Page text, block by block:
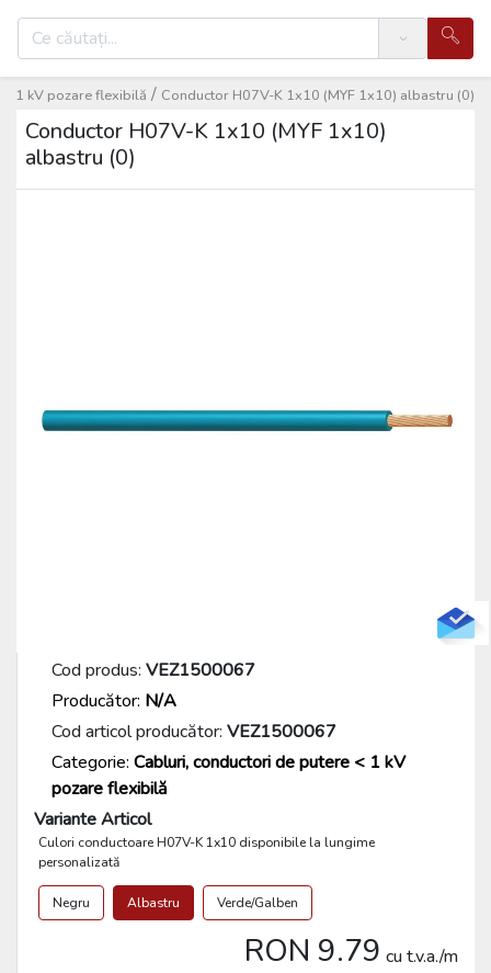
Search
Conductor H07V-K 1x10 (MYF 1x10) albastru (0)
/
1 kV pozare flexibilă
Conductor H07V-K 1x10 (MYF 1x10)
albastru (0)
Cod produs: VEZ1500067
Producător: N/A
Cod articol producător: VEZ1500067
Categorie: Cabluri, conductori de putere < 1 kV
pozare flexibilă
Variante Articol
Culori conductoare H07V-K 1x10 disponibile la lungime
personalizată
Negru Albastru Verde/Galben
RON 9.79 cu t.v.a./m